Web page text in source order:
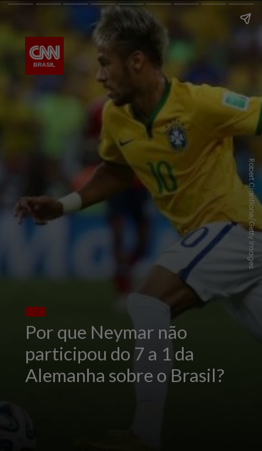
Por que Neymar não
participou do 7 a 1 da
Alemanha sobre o Brasil?
Robert Cianflone/Getty Images